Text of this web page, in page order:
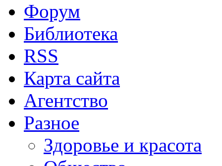
Форум
Библиотека
RSS
Карта сайта
Агентство
Разное
Здоровье и красота